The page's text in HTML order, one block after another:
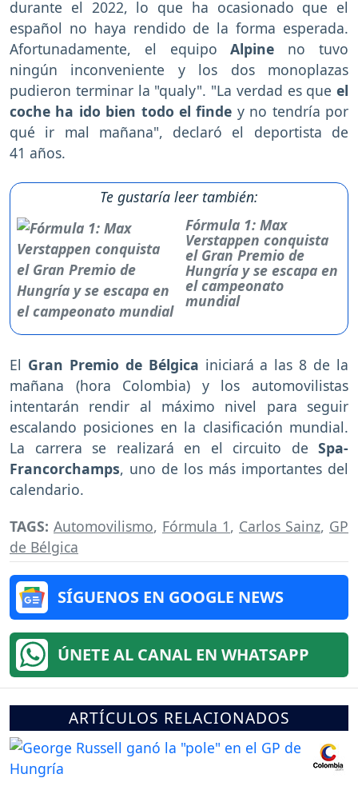
durante el 2022, lo que ha ocasionado que el
español no haya rendido de la forma esperada.
Afortunadamente, el equipoAlpine no tuvo
ningún inconveniente y los dos monoplazas
pudieron terminar la "qualy". "La verdad es que el
coche ha ido bien todo el finde y no tendría por
qué ir mal mañana", declaró el deportista de
41 años.
Te gustaría leer también:
Fórmula 1: Max
Verstappen conquista
el Gran Premio de
Hungría y se escapa en
el campeonato
mundial
El Gran Premio de Bélgica iniciará a las 8 de la
mañana (hora Colombia) y los automovilistas
intentarán rendir al máximo nivel para seguir
escalando posiciones en la clasificación mundial.
La carrera se realizará en el circuito de Spa-
Francorchamps, uno de los más importantes del
calendario.
TAGS: Automovilismo, Fórmula 1, Carlos Sainz, GP
de Bélgica
SÍGUENOS EN GOOGLE NEWS
ÚNETE AL CANAL EN WHATSAPP
ARTÍCULOS RELACIONADOS